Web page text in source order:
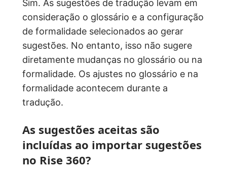
Sim. As sugestões de tradução levam em
consideração o glossário e a configuração
de formalidade selecionados ao gerar
sugestões. No entanto, isso não sugere
diretamente mudanças no glossário ou na
formalidade. Os ajustes no glossário e na
formalidade acontecem durante a
tradução.
As sugestões aceitas são
incluídas ao importar sugestões
no Rise 360?